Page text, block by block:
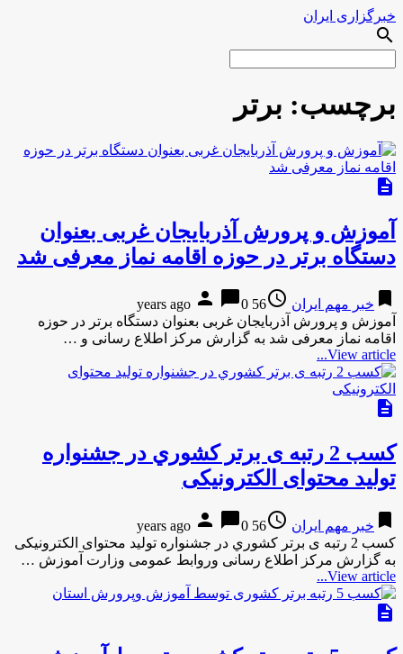
خبرگزاری ایران
search
برچسب: برتر
description
آموزش و پرورش آذربایجان غربی بعنوان
دستگاه برتر در حوزه اقامه نماز معرفی شد
bookmark خبر مهم ایران access_time
56 years ago
person chat_bubble0
آموزش و پرورش آذربایجان غربی بعنوان دستگاه برتر در حوزه
اقامه نماز معرفی شد به گزارش مرکز اطلاع رسانی و …
View article...
description
کسب 2 رتبه ی برتر کشوري در جشنواره
تولید محتوای الکترونیکی
bookmark خبر مهم ایران access_time
56 years ago
person chat_bubble0
کسب 2 رتبه ی برتر کشوري در جشنواره تولید محتوای الکترونیکی
به گزارش مركز اطلاع رسانی وروابط عمومی وزارت آموزش …
View article...
description